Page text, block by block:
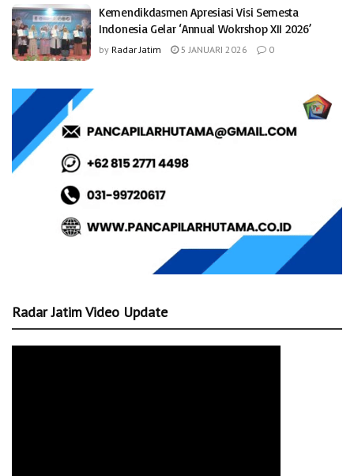
Kemendikdasmen Apresiasi Visi Semesta
Indonesia Gelar ‘Annual Wokrshop XII 2026’
by Radar Jatim 5 JANUARI 2026 0
Radar Jatim Video Update